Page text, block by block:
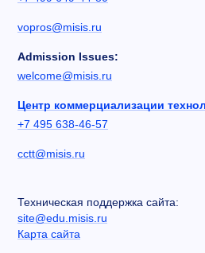
vopros@misis.ru
Admission Issues:
welcome@misis.ru
Центр коммерциализации
+7 495 638-46-57
cctt@misis.ru
Техническая поддержка сайта:
site@edu.misis.ru
Карта сайта